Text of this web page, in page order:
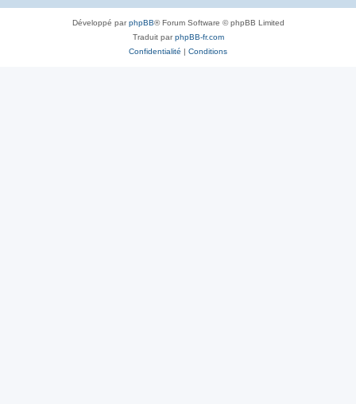
Développé parphpBB® Forum Software © phpBB Limited
Traduit parphpBB-fr.com
Confidentialité | Conditions